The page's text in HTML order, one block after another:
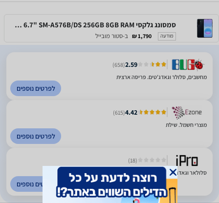
סמסונג גלקסי Samsung Galaxy A57 5G 6.7" SM-A576B/DS 256GB 8GB RAM
מודעה 1,790 ₪ ב-סטור מובייל
2.59
(658)
מחשבים, סלולר וגאדג'טים. פריסה ארצית
לפרטים נוספים
4.42
(615)
מוצרי חשמל. שילת
לפרטים נוספים
(18)
סלולאר וגאדג'טים. מודיעין
לפרטים נוספים